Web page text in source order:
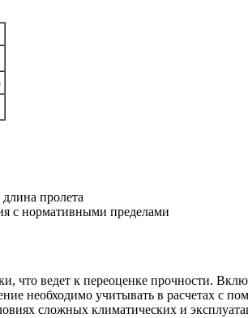
пролета
с нормативными пределами
что ведет к переоценке прочности.
необходимо учитывать в расчетах с
сложных климатических и